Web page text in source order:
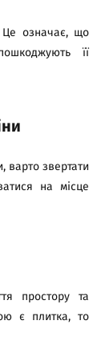
Це означає, що
її
варто звертати
на місце
простору та
є плитка, то